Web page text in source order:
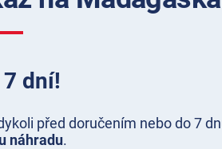
dní!
před doručením nebo do 7
náhradu.